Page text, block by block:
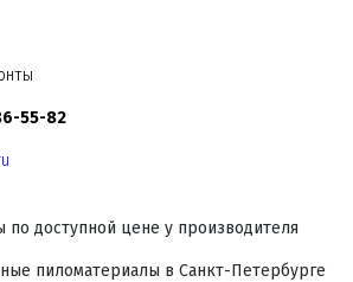
55-82
по доступной цене у производителя
пиломатериалы в Санкт-Петербурге